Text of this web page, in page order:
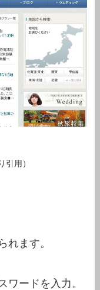
引用）
れます。
ワードを入力。